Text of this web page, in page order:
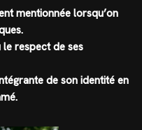
mentionnée lorsqu’on
le respect de ses
de son identité en